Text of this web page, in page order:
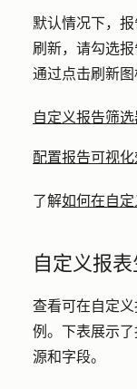
默认情况下，
刷新，请勾选
通过点击刷新
自定义报告筛
配置报告可视化
了解如何在自
自定义报
查看可在自定
例。下表展示
源和字段。